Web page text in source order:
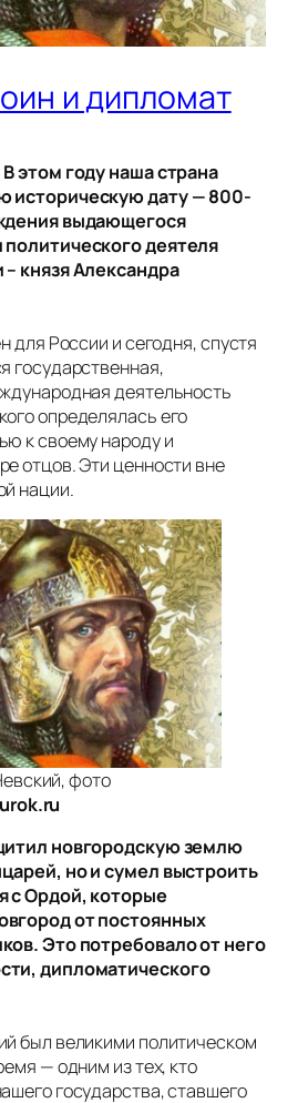
и дипломат
этом году наша страна
историческую дату — 800-
выдающегося
политического деятеля
князя Александра
для России и сегодня, спустя
государственная,
деятельность
определялась его
к своему народу и
отцов. Эти ценности вне
нации.
фото
новгородскую землю
но и сумел выстроить
с Ордой, которые
от постоянных
Это потребовало от него
дипломатического
был великими политическом
— одним из тех, кто
государства, ставшего